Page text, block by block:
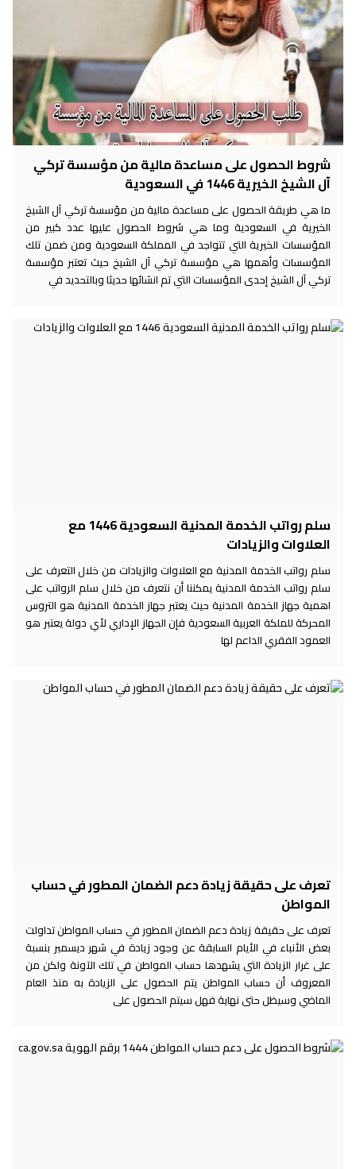
شروط الحصول على مساعدة مالية من مؤسسة تركي
آل الشيخ الخيرية 1446 في السعودية
ما هي طريقة الحصول على مساعدة مالية من مؤسسة تركي آل الشيخ
الخيرية في السعودية وما هي شروط الحصول عليها عدد كبير من
المؤسسات الخيرية التي تتواجد في المملكة السعودية ومن ضمن تلك
المؤسسات وأهمها هي مؤسسة تركي آل الشيخ حيث تعتبر مؤسسة
تركي آل الشيخ إحدى المؤسسات التي تم انشائها حديثا وبالتحديد في
سلم رواتب الخدمة المدنية السعودية 1446 مع
العلاوات والزيادات
سلم رواتب الخدمة المدنية مع العلاوات والزيادات من خلال التعرف على
سلم رواتب الخدمة المدنية يمكننا أن نتعرف من خلال سلم الرواتب على
اهمية جهاز الخدمة المدنية حيث يعتبر جهاز الخدمة المدنية هو التروس
المحركة للملكة العربية السعودية فإن الجهاز الإداري لأي دولة يعتبر هو
العمود الفقري الداعم لها
تعرف على حقيقة زيادة دعم الضمان المطور في حساب
المواطن
تعرف على حقيقة زيادة دعم الضمان المطور في حساب المواطن تداولت
بعض الأنباء في الأيام السابقة عن وجود زيادة في شهر ديسمبر بنسبة
على غرار الزيادة التي يشهدها حساب المواطن في تلك الآونة ولكن من
المعروف أن حساب المواطن يتم الحصول على الزيادة به منذ العام
الماضي وسيظل حتى نهاية فهل سيتم الحصول على